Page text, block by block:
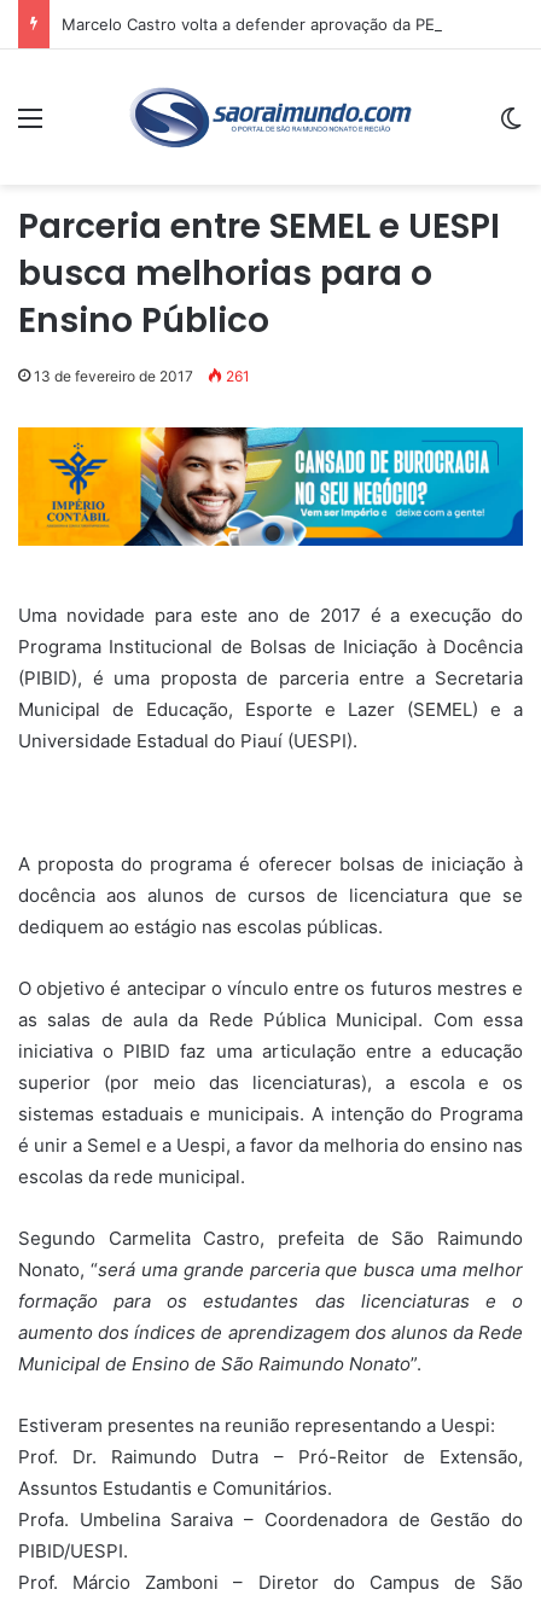
Menu
Parceria entre SEMEL e UESPI
busca melhorias para o
Ensino Público
13 de fevereiro de 2017 261
Uma novidade para este ano de 2017 é a execução do
Programa Institucional de Bolsas de Iniciação à Docência
(PIBID), é uma proposta de parceria entre a Secretaria
Municipal de Educação, Esporte e Lazer (SEMEL) e a
Universidade Estadual do Piauí (UESPI).
A proposta do programa é oferecer bolsas de iniciação à
docência aos alunos de cursos de licenciatura que se
dediquem ao estágio nas escolas públicas.
O objetivo é antecipar o vínculo entre os futuros mestres e
as salas de aula da Rede Pública Municipal. Com essa
iniciativa o PIBID faz uma articulação entre a educação
superior (por meio das licenciaturas), a escola e os
sistemas estaduais e municipais. A intenção do Programa
é unir a Semel e a Uespi, a favor da melhoria do ensino nas
escolas da rede municipal.
Segundo Carmelita Castro, prefeita de São Raimundo
Nonato, “será uma grande parceria que busca uma melhor
formação para os estudantes das licenciaturas e o
aumento dos índices de aprendizagem dos alunos da Rede
Municipal de Ensino de São Raimundo Nonato”.
Estiveram presentes na reunião representando a Uespi:
Prof. Dr. Raimundo Dutra – Pró-Reitor de Extensão,
Assuntos Estudantis e Comunitários.
Profa. Umbelina Saraiva – Coordenadora de Gestão do
PIBID/UESPI.
Prof. Márcio Zamboni – Diretor do Campus de São